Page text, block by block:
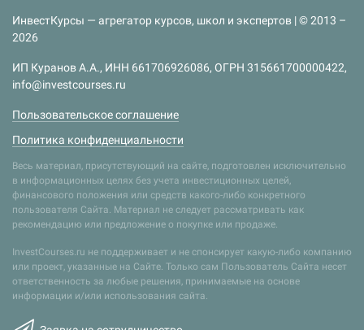
ИнвестКурсы — агрегатор курсов, школ и экспертов | © 2013 –
2026
ИП Куранов А.А., ИНН 661706926086, ОГРН 315661700000422,
info@investcourses.ru
Пользовательское соглашение
Политика конфиденциальности
Весь материал, присутствующий на сайте, подготовлен исключительно
в информационных целях без учета инвестиционных целей,
финансового положения или средств какого-либо конкретного
пользователя Сайта. Материал не следует рассматривать как
рекомендацию или предложение о покупке или продаже.
InvestCourses.ru не поддерживает и не спонсирует какую-либо компанию
или проект, указанные на Сайте. Только сам Пользователь Сайта несет
ответственность за любые решения, принимаемые на основе
информации и/или использования сайта.